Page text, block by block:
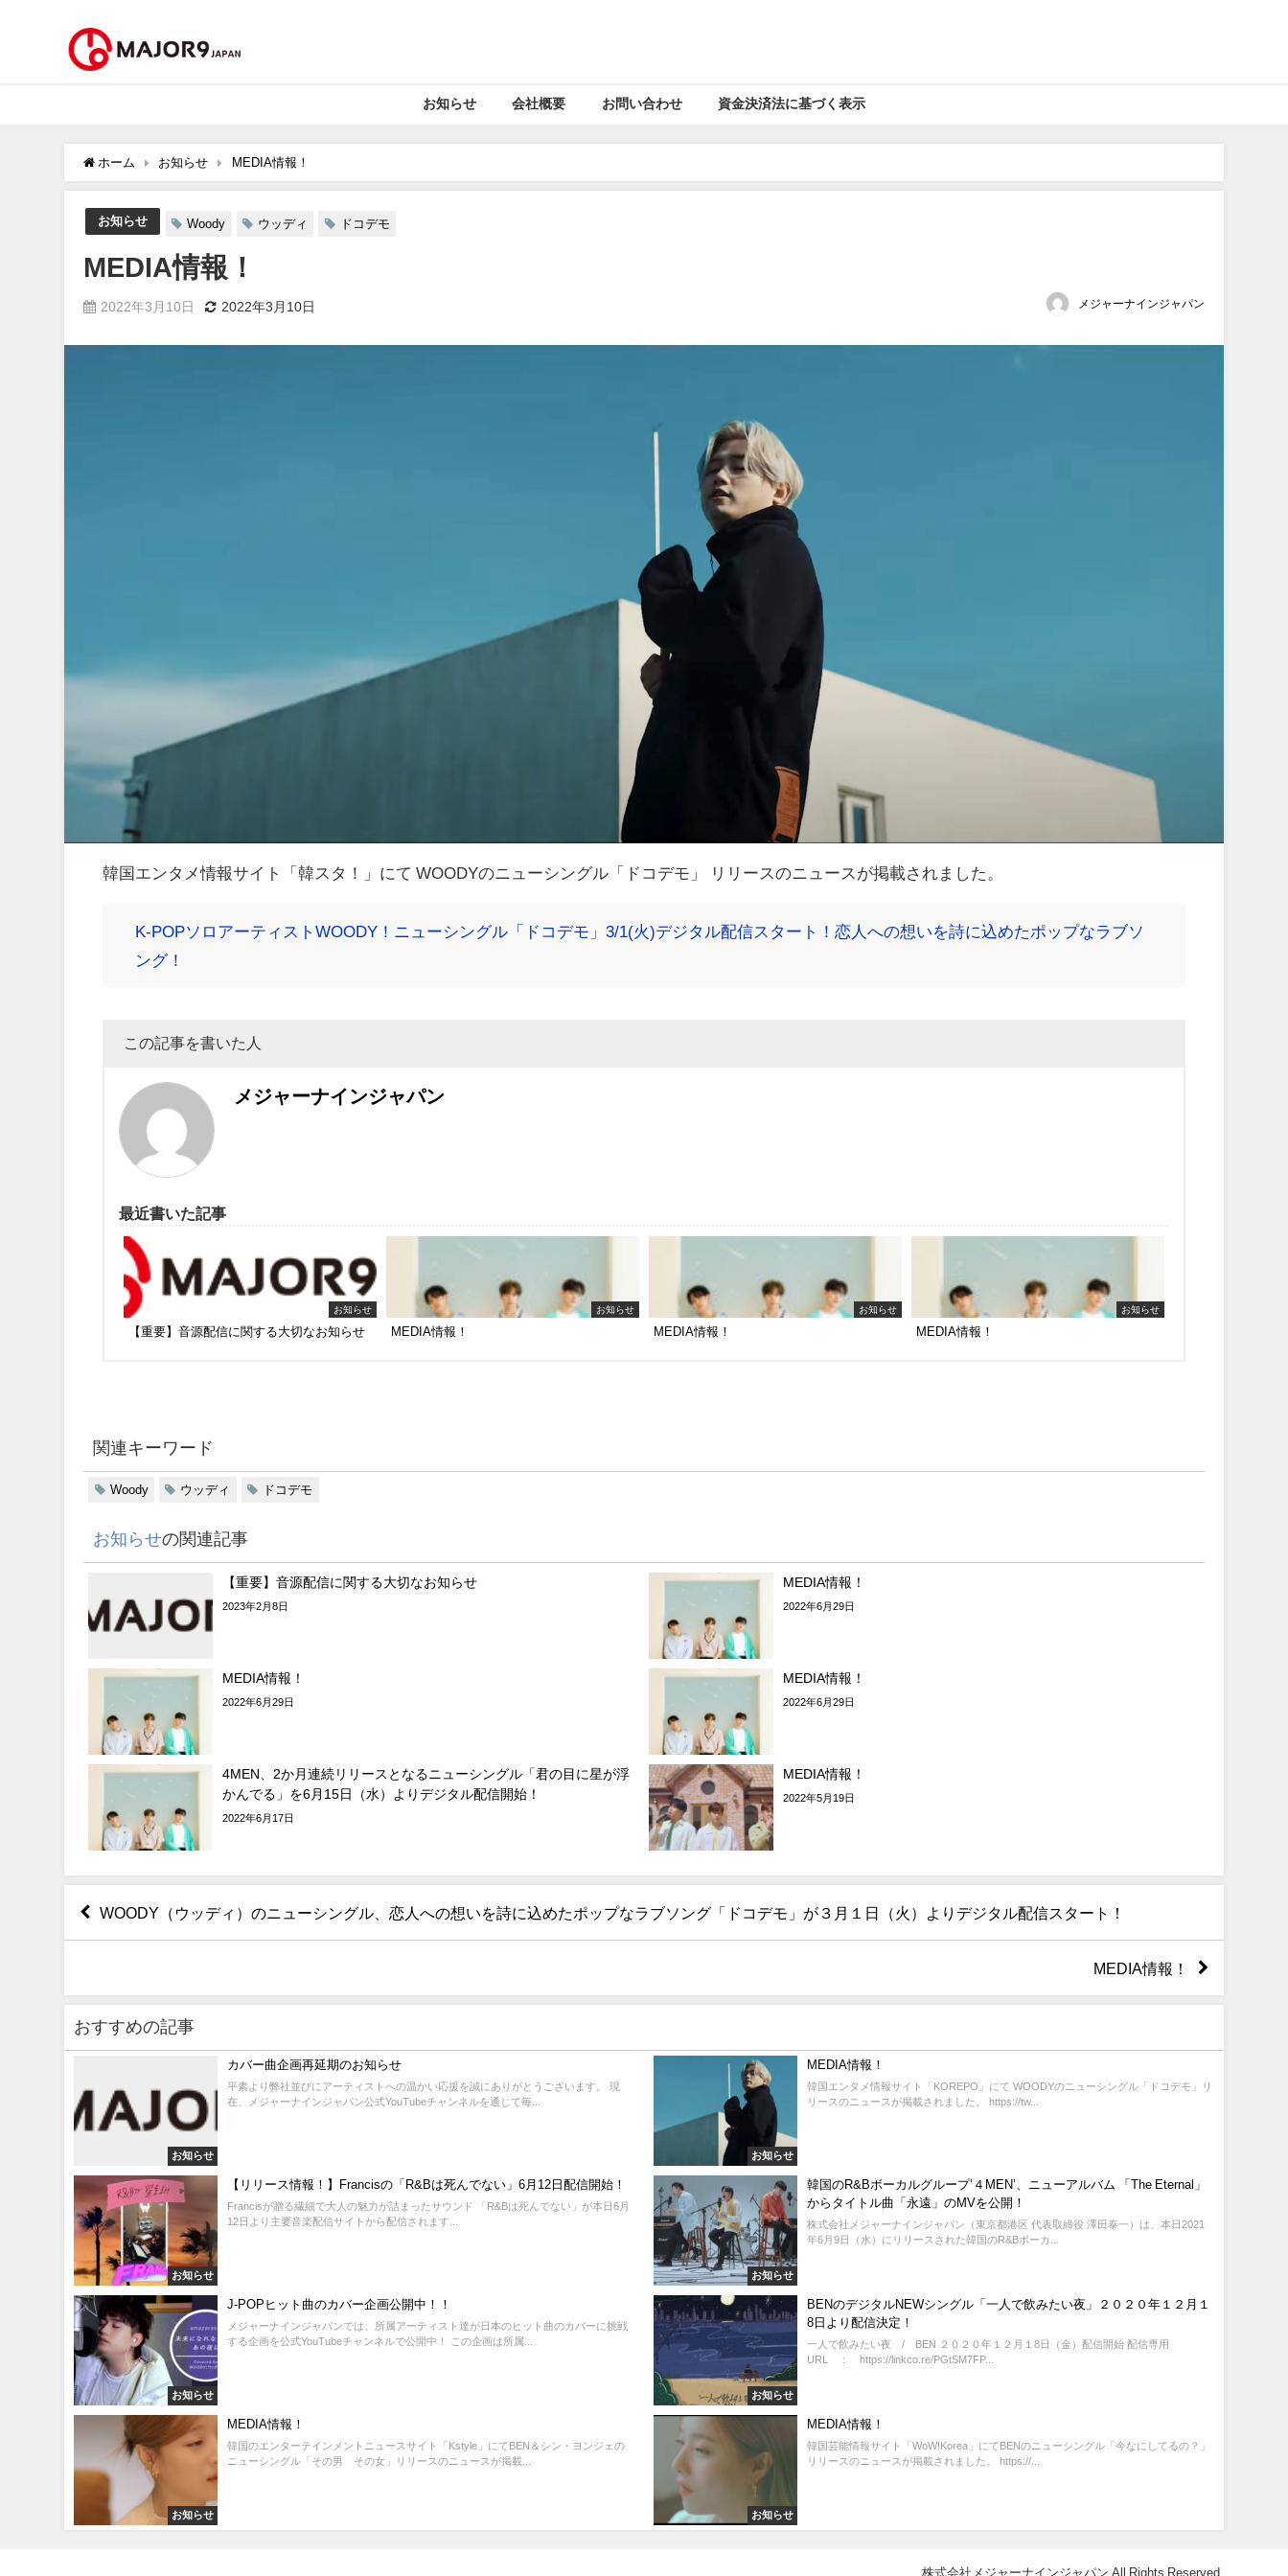
お知らせ 会社概要 お問い合わせ 資金決済法に基づく表示
ホーム お知らせ MEDIA情報！
お知らせ Woody ウッディ ドコデモ
MEDIA情報！
2022年3月10日 2022年3月10日 メジャーナインジャパン
韓国エンタメ情報サイト「韓スタ！」にて WOODYのニューシングル「ドコデモ」 リリースのニュースが掲載されました。
K-POPソロアーティストWOODY！ニューシングル「ドコデモ」3/1(火)デジタル配信スタート！恋人への想いを詩に込めたポップなラブソ
ング！
この記事を書いた人
メジャーナインジャパン
最近書いた記事
お知らせ
【重要】音源配信に関する大切なお知らせ
お知らせ
MEDIA情報！
お知らせ
MEDIA情報！
お知らせ
MEDIA情報！
関連キーワード
Woody ウッディ ドコデモ
お知らせの関連記事
【重要】音源配信に関する大切なお知らせ
2023年2月8日
MEDIA情報！
2022年6月29日
MEDIA情報！
2022年6月29日
MEDIA情報！
2022年6月29日
4MEN、2か月連続リリースとなるニューシングル「君の目に星が浮
かんでる」を6月15日（水）よりデジタル配信開始！
2022年6月17日
MEDIA情報！
2022年5月19日
WOODY（ウッディ）のニューシングル、恋人への想いを詩に込めたポップなラブソング「ドコデモ」が３月１日（火）よりデジタル配信スタート！
MEDIA情報！
おすすめの記事
お知らせ
カバー曲企画再延期のお知らせ
平素より弊社並びにアーティストへの温かい応援を誠にありがとうございます。 現
在、メジャーナインジャパン公式YouTubeチャンネルを通じて毎...
お知らせ
MEDIA情報！
韓国エンタメ情報サイト「KOREPO」にて WOODYのニューシングル「ドコデモ」リ
リースのニュースが掲載されました。 https://tw...
お知らせ
【リリース情報！】Francisの「R&Bは死んでない」6月12日配信開始！
Francisが贈る繊細で大人の魅力が詰まったサウンド 「R&Bは死んでない」が本日6月
12日より主要音楽配信サイトから配信されます...
お知らせ
韓国のR&Bボーカルグループ‘４MEN’、ニューアルバム 「The Eternal」
からタイトル曲「永遠」のMVを公開！
株式会社メジャーナインジャパン（東京都港区 代表取締役 澤田泰一）は、本日2021
年6月9日（水）にリリースされた韓国のR&Bボーカ...
お知らせ
J-POPヒット曲のカバー企画公開中！！
メジャーナインジャパンでは、所属アーティスト達が日本のヒット曲のカバーに挑戦
する企画を公式YouTubeチャンネルで公開中！ この企画は所属...
お知らせ
BENのデジタルNEWシングル「一人で飲みたい夜」２０２０年１２月１
8日より配信決定！
一人で飲みたい夜 / BEN ２０２０年１２月１8日（金）配信開始 配信専用
URL ： https://linkco.re/PGtSM7FP...
お知らせ
MEDIA情報！
韓国のエンターテインメントニュースサイト「Kstyle」にてBEN＆シン・ヨンジェの
ニューシングル「その男 その女」リリースのニュースが掲載...
お知らせ
MEDIA情報！
韓国芸能情報サイト「WoW!Korea」にてBENのニューシングル「今なにしてるの？」
リリースのニュースが掲載されました。 https://...
株式会社メジャーナインジャパン All Rights Reserved.